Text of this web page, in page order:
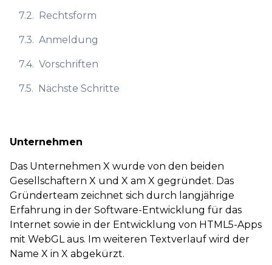
7.2. Rechtsform
7.3. Anmeldung
7.4. Vorschriften
7.5. Nächste Schritte
Unternehmen
Das Unternehmen X wurde von den beiden
Gesellschaftern X und X am X gegründet. Das
Gründerteam zeichnet sich durch langjährige
Erfahrung in der Software-Entwicklung für das
Internet sowie in der Entwicklung von HTML5-Apps
mit WebGL aus. Im weiteren Textverlauf wird der
Name X in X abgekürzt.